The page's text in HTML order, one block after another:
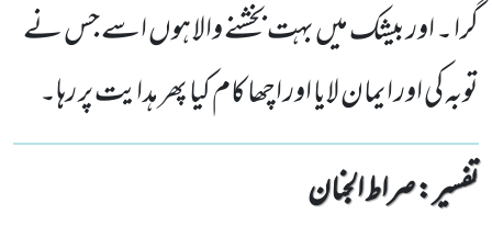
گرا ۔ اور بیشک میں بہت بخشنے والا ہوں اسے جس نے
توبہ کی اور ایمان لایا اور اچھا کام کیا پھر ہدایت پر رہا۔
تفسیر : ‎صراط الجنان